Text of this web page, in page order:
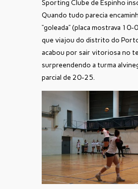
Sporting Clube de Espinho
Quando tudo parecia
“goleada” (placa mostrava 10-
que viajou do distrito do
acabou por sair vitoriosa no
surpreendendo a turma
parcial de 20-25.